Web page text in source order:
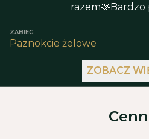
razem🫶Bardzo
ZABIEG
Paznokcie żelowe
ZOBACZ